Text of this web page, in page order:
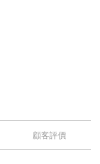
顧客評價